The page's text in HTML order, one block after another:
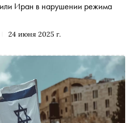
24 июня 2025 г.
Иран в нарушении режима